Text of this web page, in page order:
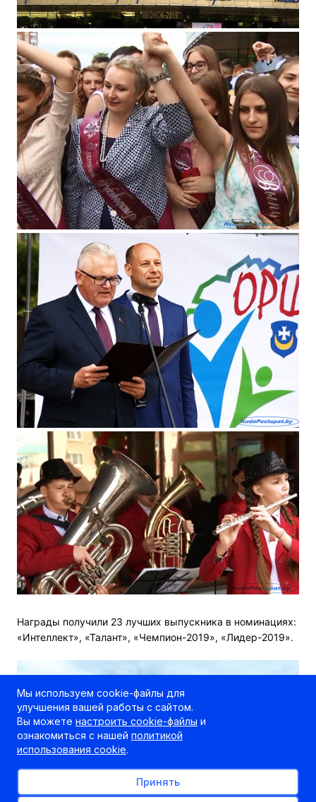
Награды получили 23 лучших выпускника в номинациях:
«Интеллект», «Талант», «Чемпион-2019», «Лидер-2019».
Мы используем cookie-файлы для
улучшения вашей работы с сайтом.
Вы можете настроить cookie-файлы и
ознакомиться с нашей политикой
использования cookie.
Принять